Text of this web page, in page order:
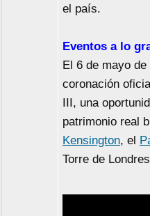
el país.
Eventos a lo
El 6 de mayo
coronación
III, una
patrimonio real
Kensington, el
Torre de